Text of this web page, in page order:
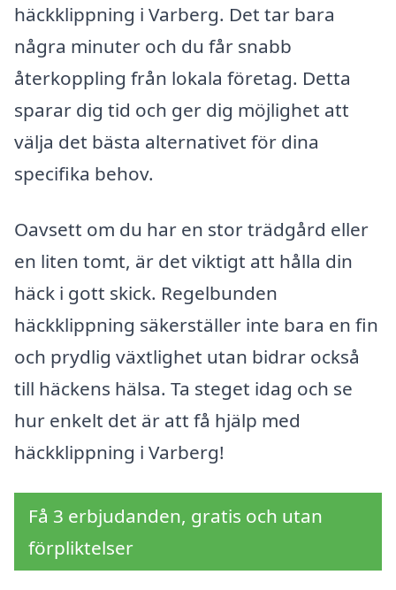
häckklippning i Varberg. Det tar bara
några minuter och du får snabb
återkoppling från lokala företag. Detta
sparar dig tid och ger dig möjlighet att
välja det bästa alternativet för dina
specifika behov.
Oavsett om du har en stor trädgård eller
en liten tomt, är det viktigt att hålla din
häck i gott skick. Regelbunden
häckklippning säkerställer inte bara en fin
och prydlig växtlighet utan bidrar också
till häckens hälsa. Ta steget idag och se
hur enkelt det är att få hjälp med
häckklippning i Varberg!
Få 3 erbjudanden, gratis och utan
förpliktelser